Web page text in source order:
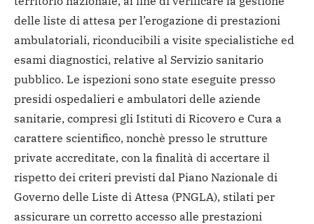
delle liste di attesa per l’erogazione di prestazioni
ambulatoriali, riconducibili a visite specialistiche ed
esami diagnostici, relative al Servizio sanitario
pubblico. Le ispezioni sono state eseguite presso
presidi ospedalieri e ambulatori delle aziende
sanitarie, compresi gli Istituti di Ricovero e Cura a
carattere scientifico, nonchè presso le strutture
private accreditate, con la finalità di accertare il
rispetto dei criteri previsti dal Piano Nazionale di
Governo delle Liste di Attesa (PNGLA), stilati per
assicurare un corretto accesso alle prestazioni